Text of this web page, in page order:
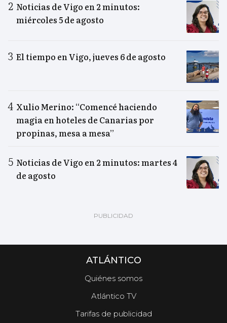
Noticias de Vigo en 2 minutos:
miércoles 5 de agosto
El tiempo en Vigo, jueves 6 de agosto
Xulio Merino: “Comencé haciendo
magia en hoteles de Canarias por
propinas, mesa a mesa”
Noticias de Vigo en 2 minutos: martes 4
de agosto
ATLÁNTICO
Quiénes somos
Atlántico TV
Tarifas de publicidad